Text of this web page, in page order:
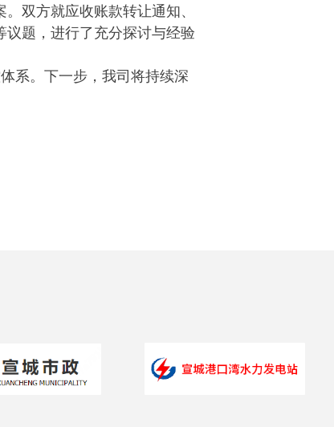
双方就应收账款转让通知、
题，进行了充分探讨与经验
系。下一步，我司将持续深